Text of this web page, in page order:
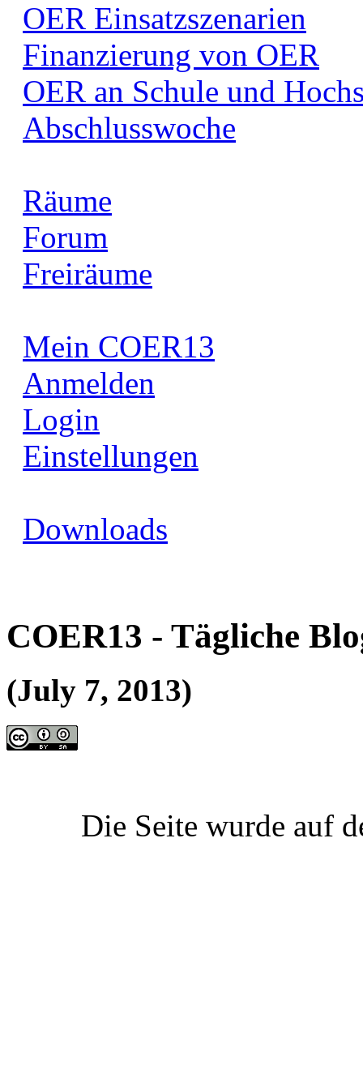
OER Einsatzszenarien
Finanzierung von OER
OER an Schule und
Abschlusswoche
Räume
Forum
Freiräume
Mein COER13
Anmelden
Login
Einstellungen
Downloads
COER13 - Tägliche
(July 7, 2013)
Die Seite wurde auf